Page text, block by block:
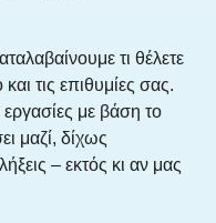
τι θέλετε
τις επιθυμίες σας.
με βάση το
μαζί, δίχως
– εκτός κι αν μας